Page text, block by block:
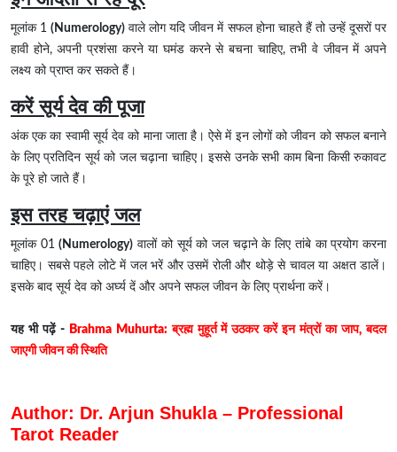
मूलांक 1(Numerology) वाले लोग यदि जीवन में सफल होना चाहते हैं तो उन्हें दूसरों पर
हावी होने, अपनी प्रशंसा करने या घमंड करने से बचना चाहिए, तभी वे जीवन में अपने
लक्ष्य को प्राप्त कर सकते हैं।
करें सूर्य देव की पूजा
अंक एक का स्वामी सूर्य देव को माना जाता है। ऐसे में इन लोगों को जीवन को सफल बनाने
के लिए प्रतिदिन सूर्य को जल चढ़ाना चाहिए। इससे उनके सभी काम बिना किसी रुकावट
के पूरे हो जाते हैं।
इस तरह चढ़ाएं जल
मूलांक 01(Numerology) वालों को सूर्य को जल चढ़ाने के लिए तांबे का प्रयोग करना
चाहिए। सबसे पहले लोटे में जल भरें और उसमें रोली और थोड़े से चावल या अक्षत डालें।
इसके बाद सूर्य देव को अर्घ्य दें और अपने सफल जीवन के लिए प्रार्थना करें।
यह भी पढ़ें - Brahma Muhurta: ब्रह्म मुहूर्त में उठकर करें इन मंत्रों का जाप, बदल
जाएगी जीवन की स्थिति
Author: Dr. Arjun Shukla – Professional
Tarot Reader